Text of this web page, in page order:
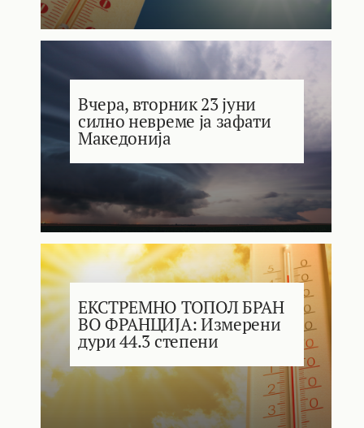
Вчера, вторник 23 јуни
силно невреме ја зафати
Македонија
ЕКСТРЕМНО ТОПОЛ БРАН
ВО ФРАНЦИЈА: Измерени
дури 44.3 степени